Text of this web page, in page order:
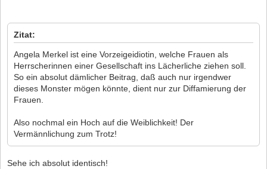
Zitat:
Angela Merkel ist eine Vorzeigeidiotin, welche Frauen als
Herrscherinnen einer Gesellschaft ins Lächerliche ziehen soll.
So ein absolut dämlicher Beitrag, daß auch nur irgendwer
dieses Monster mögen könnte, dient nur zur Diffamierung der
Frauen.
Also nochmal ein Hoch auf die Weiblichkeit! Der
Vermännlichung zum Trotz!
Sehe ich absolut identisch!